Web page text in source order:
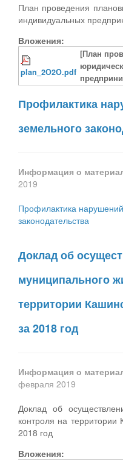
План проведения
индивидуальных
Вложения:
plan_2O2O.pdf
[План
Профилактика
земельного
Информация о
2019
Профилактика
законодательства
Доклад об
муниципального
территории
за 2018 год
Информация о
февраля 2019
Доклад об
контроля на территории
2018 год
Вложения: